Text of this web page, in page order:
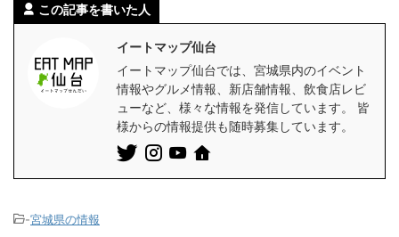
この記事を書いた人
イートマップ仙台
イートマップ仙台では、宮城県内のイベント
情報やグルメ情報、新店舗情報、飲食店レビ
ューなど、様々な情報を発信しています。 皆
様からの情報提供も随時募集しています。
-宮城県の情報